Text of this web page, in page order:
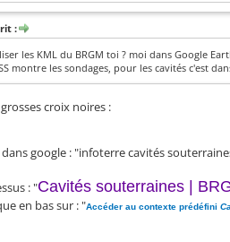
:
les KML du BRGM toi ? moi dans Google
montre les sondages, pour les cavités c'est
croix noires :
google : "infoterre cavités
: "Cavités souterraines |
en bas sur : "Accéder au contexte prédéfini